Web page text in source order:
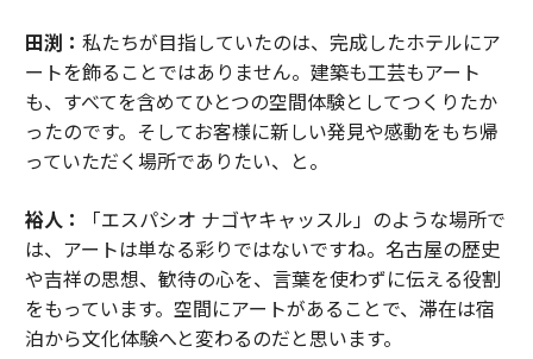
田渕： 私たちが目指していたのは、完成したホテルにア
ートを飾ることではありません。建築も工芸もアート
も、すべてを含めてひとつの空間体験としてつくりたか
ったのです。そしてお客様に新しい発見や感動をもち帰
っていただく場所でありたい、と。
裕人：
「エスパシオ ナゴヤキャッスル」のような場所で
は、アートは単なる彩りではないですね。名古屋の歴史
や吉祥の思想、歓待の心を、言葉を使わずに伝える役割
をもっています。空間にアートがあることで、滞在は宿
泊から文化体験へと変わるのだと思います。